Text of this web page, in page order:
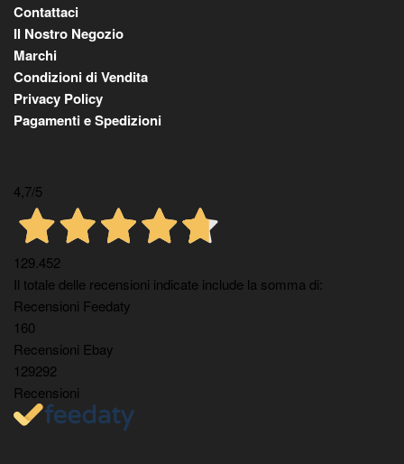
Contattaci
Il Nostro Negozio
Marchi
Condizioni di Vendita
Privacy Policy
Pagamenti e Spedizioni
4,7/5
129.452
Il totale delle recensioni indicate include la somma di:
Recensioni Feedaty
160
Recensioni Ebay
129292
Recensioni